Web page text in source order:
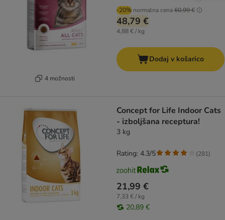
4 možnosti
-20% normalna cena60,99 €
48,79 €
4,88 € / kg
Dodaj v košarico
Concept for Life Indoor Cats
- izboljšana receptura!
3 kg
21,99 €
7,33 € / kg
20,89 €
Rating: 4.3/5 (281)